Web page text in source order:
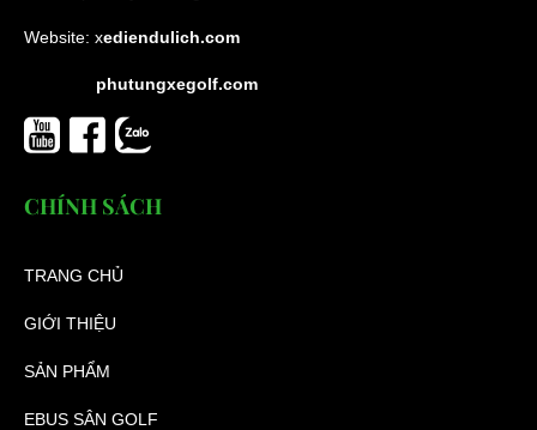
Website: xediendulich.com
phutungxegolf.com
CHÍNH SÁCH
TRANG CHỦ
GIỚI THIỆU
SẢN PHẨM
EBUS SÂN GOLF